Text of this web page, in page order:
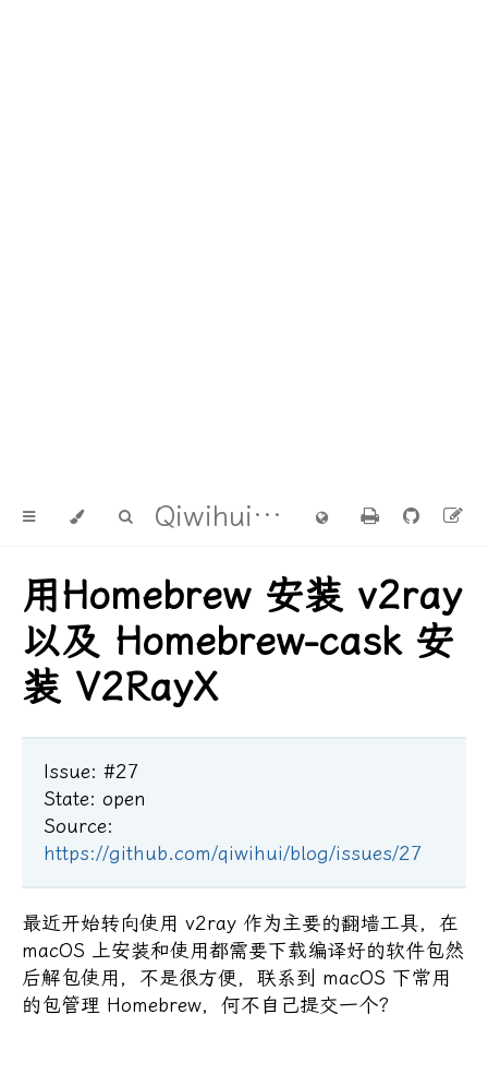
Qiwihui's blog
用Homebrew 安装 v2ray
以及 Homebrew-cask 安
装 V2RayX
Issue: #27
State: open
Source:
https://github.com/qiwihui/blog/issues/27
最近开始转向使用 v2ray 作为主要的翻墙工具，在
macOS 上安装和使用都需要下载编译好的软件包然
后解包使用，不是很方便，联系到 macOS 下常用
的包管理 Homebrew，何不自己提交一个？